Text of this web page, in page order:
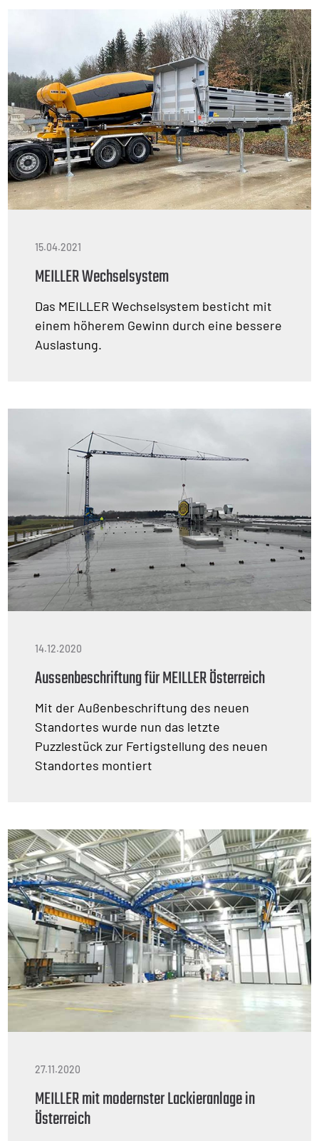
15.04.2021
MEILLER Wechselsystem
Das MEILLER Wechselsystem besticht mit
einem höherem Gewinn durch eine bessere
Auslastung.
14.12.2020
Aussenbeschriftung für MEILLER Österreich
Mit der Außenbeschriftung des neuen
Standortes wurde nun das letzte
Puzzlestück zur Fertigstellung des neuen
Standortes montiert
27.11.2020
MEILLER mit modernster Lackieranlage in
Österreich